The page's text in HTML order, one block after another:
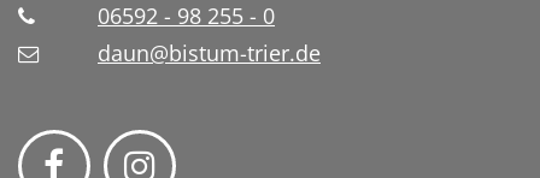
06592 - 98 255 - 0
daun@bistum-trier.de